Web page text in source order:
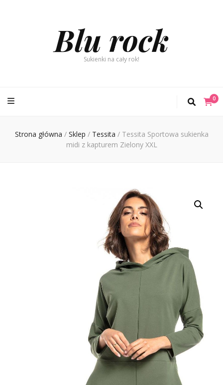
Blu rock
Sukienki na cały rok!
0
Strona główna / Sklep / Tessita / Tessita Sportowa sukienka
midi z kapturem Zielony XXL